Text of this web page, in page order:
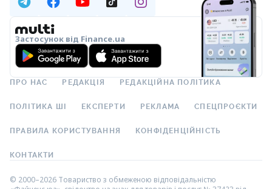
Застосунок від Finance.ua
ПРО НАС РЕДАКЦІЯ РЕДАКЦІЙНА ПОЛІТИКА
ПОЛІТИКА ШІ ЕКСПЕРТИ РЕКЛАМА СПЕЦПРОЄКТИ
ПРАВИЛА КОРИСТУВАННЯ КОНФІДЕНЦІЙНІСТЬ
КОНТАКТИ
© 2000–2026 Товариство з обмеженою відповідальністю